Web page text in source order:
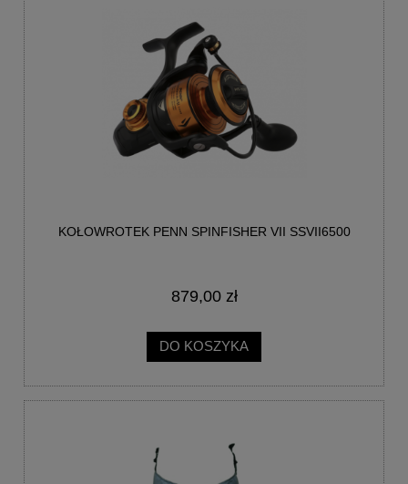
KOŁOWROTEK PENN SPINFISHER VII SSVII6500
879,00 zł
DO KOSZYKA